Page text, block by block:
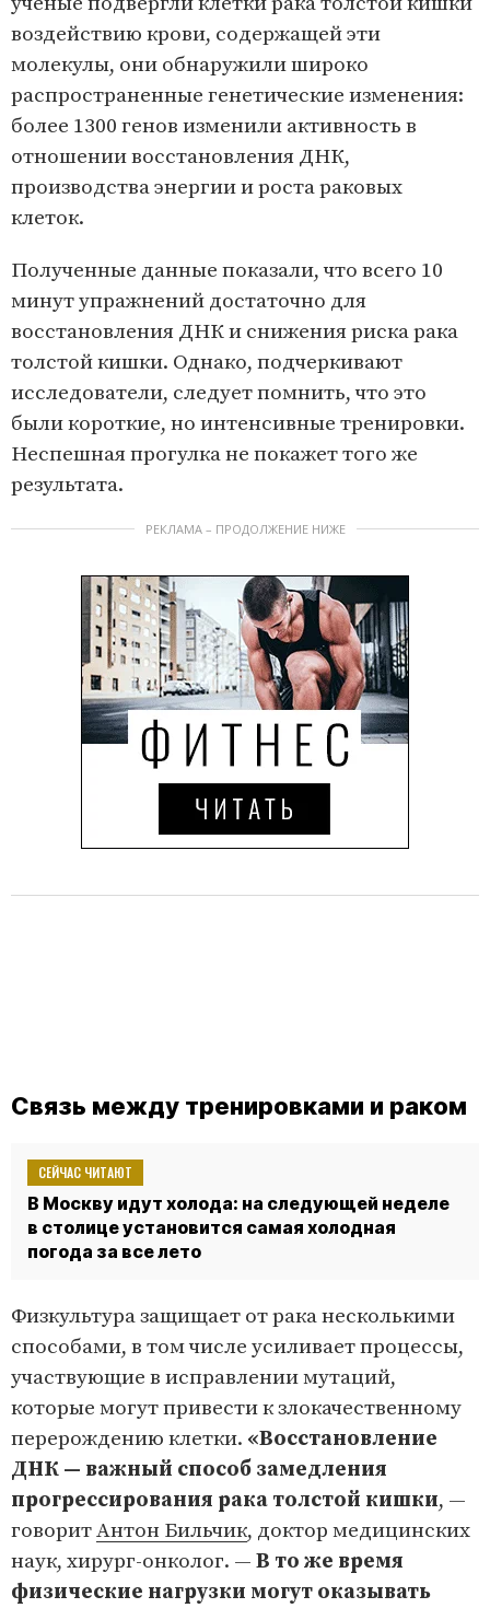
воздействию крови, содержащей эти
молекулы, они обнаружили широко
распространенные генетические изменения:
более 1300 генов изменили активность в
отношении восстановления ДНК,
производства энергии и роста раковых
клеток.
Полученные данные показали, что всего 10
минут упражнений достаточно для
восстановления ДНК и снижения риска рака
толстой кишки. Однако, подчеркивают
исследователи, следует помнить, что это
были короткие, но интенсивные тренировки.
Неспешная прогулка не покажет того же
результата.
РЕКЛАМА – ПРОДОЛЖЕНИЕ НИЖЕ
Связь между тренировками и раком
СЕЙЧАС ЧИТАЮТ
В Москву идут холода: на следующей неделе
в столице установится самая холодная
погода за все лето
Физкультура защищает от рака несколькими
способами, в том числе усиливает процессы,
участвующие в исправлении мутаций,
которые могут привести к злокачественному
перерождению клетки. «Восстановление
ДНК — важный способ замедления
прогрессирования рака толстой кишки, —
говоритАнтон Бильчик, доктор медицинских
наук, хирург-онколог. — В то же время
физические нагрузки могут оказывать